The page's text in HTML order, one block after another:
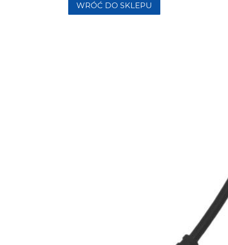
WRÓĆ DO SKLEPU